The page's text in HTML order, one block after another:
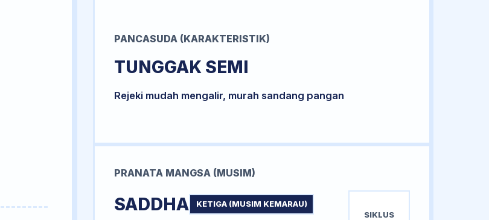
PANCASUDA (KARAKTERISTIK)
TUNGGAK SEMI
Rejeki mudah mengalir, murah sandang pangan
PRANATA MANGSA (MUSIM)
SADDHA KETIGA (MUSIM KEMARAU)
SIKLUS